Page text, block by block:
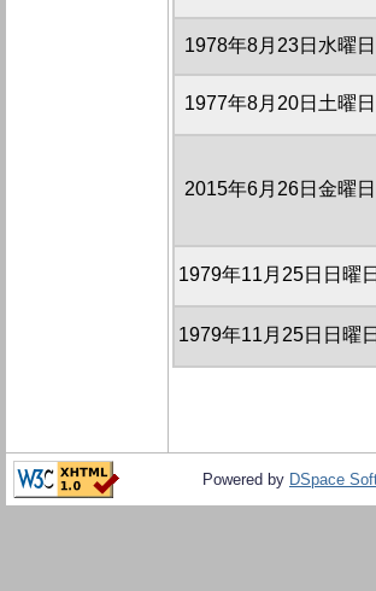
1978年8月23日水曜日
1977年8月20日土曜日
2015年6月26日金曜日
1979年11月25日日曜日
1979年11月25日日曜日
Powered by DSpace